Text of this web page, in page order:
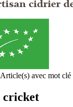
Article(s) avec mot
cricket